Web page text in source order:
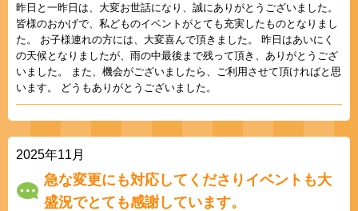
昨日と一昨日は、大変お世話になり、誠にありがとうございました。
皆様のおかげで、私どものイベントがとても充実したものとなりまし
た。 お子様連れの方には、大変喜んで頂きました。 昨日はあいにく
の天候となりましたが、雨の中最後まで残って頂き、ありがとうござ
いました。 また、機会がございましたら、ご利用させて頂ければと思
います。 どうもありがとうございました。
2025年11月
急な変更にも対応してくださりイベントも大
盛況でとても感謝しています。